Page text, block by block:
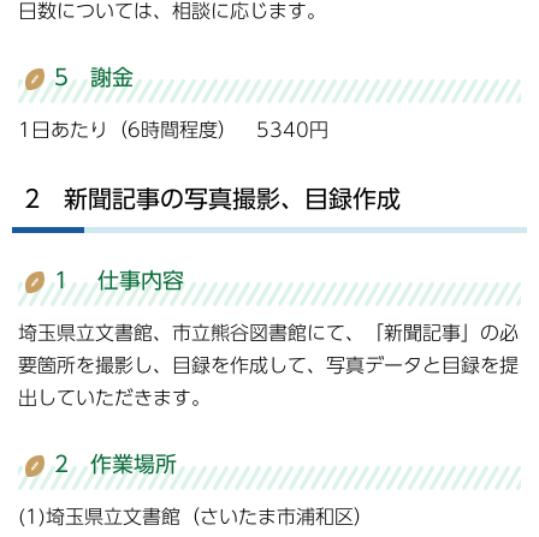
日数については、相談に応じます。
5 謝金
1日あたり（6時間程度） 5340円
2 新聞記事の写真撮影、目録作成
1 仕事内容
埼玉県立文書館、市立熊谷図書館にて、「新聞記事」の必
要箇所を撮影し、目録を作成して、写真データと目録を提
出していただきます。
2 作業場所
(1)埼玉県立文書館（さいたま市浦和区）